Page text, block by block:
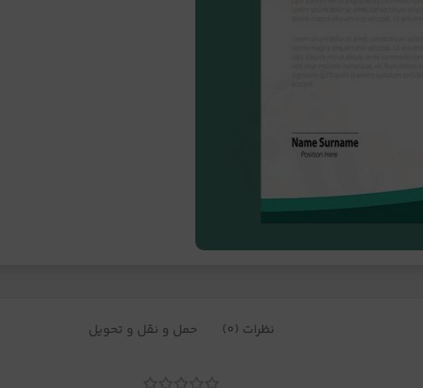
نظرات (0) حمل و نقل و تحویل